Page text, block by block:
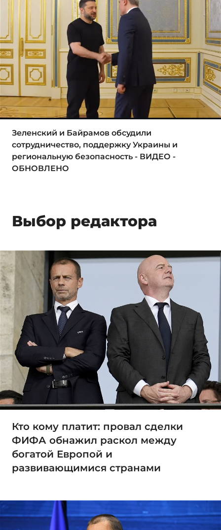
Зеленский и Байрамов обсудили
сотрудничество, поддержку Украины и
региональную безопасность - ВИДЕО -
ОБНОВЛЕНО
Выбор редактора
Кто кому платит: провал сделки
ФИФА обнажил раскол между
богатой Европой и
развивающимися странами